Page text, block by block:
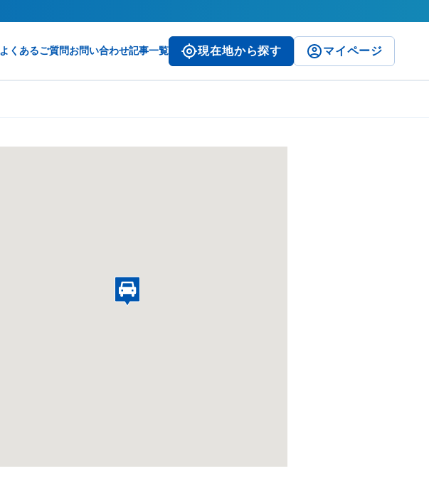
よくあるご質問お問い合わせ記事一覧 現在地から探す マイページ